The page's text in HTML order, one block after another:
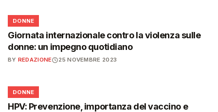
🌸
DONNE
Giornata internazionale contro la violenza sulle
donne: un impegno quotidiano
BY REDAZIONE 25 NOVEMBRE 2023
🌸
DONNE
HPV: Prevenzione, importanza del vaccino e